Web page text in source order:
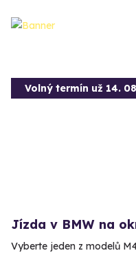
Volný termín už 14.
Jízda v BMW na
Vyberte jeden z modelů